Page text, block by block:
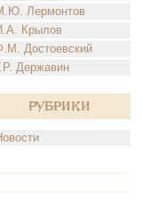
Лермонтов
Крылов
Достоевский
Державин
Рубрики